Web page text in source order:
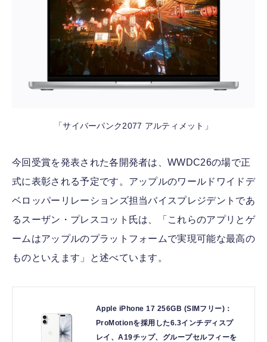
「サイバーパンク2077 アルティメット」
今回受賞を発表された各開発者は、WWDC26の場で正
式に表彰される予定です。アップルのワールドワイドデ
ベロッパーリレーションズ担当バイスプレジデントであ
るスーザン・プレスコット氏は、「これらのアプリとゲ
ームはアップルのプラットフォームで実現可能な最高の
ものといえます」と述べています。
Apple iPhone 17 256GB (SIMフリー)：
ProMotionを採用した6.3インチディスプ
レイ、A19チップ、グループセルフィーを